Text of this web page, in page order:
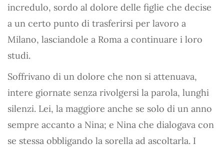
incredulo, sordo al dolore delle figlie che decise
a un certo punto di trasferirsi per lavoro a
Milano, lasciandole a Roma a continuare i loro
studi.
Soffrivano di un dolore che non si attenuava,
intere giornate senza rivolgersi la parola, lunghi
silenzi. Lei, la maggiore anche se solo di un anno
sempre accanto a Nina; e Nina che dialogava con
se stessa obbligando la sorella ad ascoltarla. I